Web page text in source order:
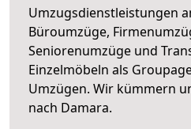
Umzugsdienstleistungen
Büroumzüge,
Seniorenumzüge und
Einzelmöbeln als
Umzügen. Wir kümmern
nach Damara.